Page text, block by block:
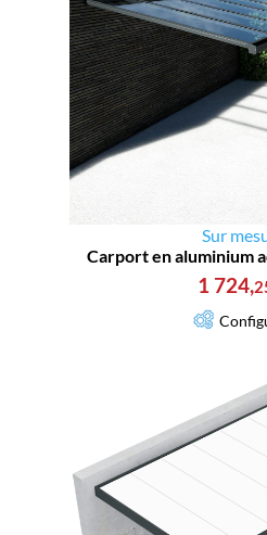
Sur
Carport en aluminium
1 724,